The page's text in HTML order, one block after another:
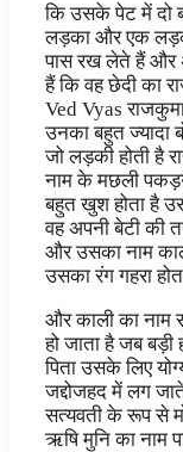
कि उसके पेट में दो
लड़का और एक
पास रख लेते हैं और
हैं कि वह छेदी का
Ved Vyas
उनका बहुत ज्यादा
जो लड़की होती है
नाम के मछली
बहुत खुश होता है
वह अपनी बेटी की
और उसका नाम
उसका रंग गहरा
और काली का नाम
हो जाता है जब
पिता उसके लिए
जद्दोजहद में लग
सत्यवती के रूप से
ऋषि मुनि का नाम